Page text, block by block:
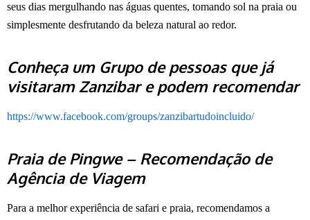
seus dias mergulhando nas águas quentes, tomando sol na praia ou
simplesmente desfrutando da beleza natural ao redor.
Conheça um Grupo de pessoas que já
visitaram Zanzibar e podem recomendar
https://www.facebook.com/groups/zanzibartudoincluido/
Praia de Pingwe – Recomendação de
Agência de Viagem
Para a melhor experiência de safari e praia, recomendamos a